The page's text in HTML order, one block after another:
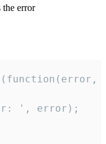
the error
', error);